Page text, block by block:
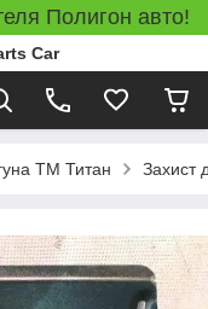
Полигон авто!
Car
ТМ Титан Захист